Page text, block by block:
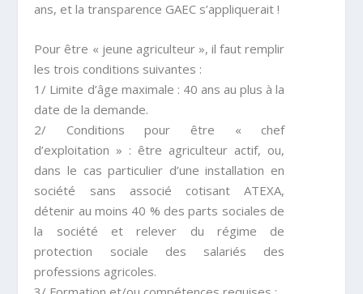
ans, et la transparence GAEC s’appliquerait !
Pour être « jeune agriculteur », il faut remplir
les trois conditions suivantes :
1/ Limite d’âge maximale : 40 ans au plus à la
date de la demande.
2/ Conditions pour être « chef
d’exploitation » : être agriculteur actif, ou,
dans le cas particulier d’une installation en
société sans associé cotisant ATEXA,
détenir au moins 40 % des parts sociales de
la société et relever du régime de
protection sociale des salariés des
professions agricoles.